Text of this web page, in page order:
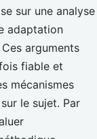
sur une analyse
adaptation
arguments
fiable et
mécanismes
le sujet. Par